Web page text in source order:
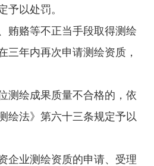
予以处罚。
赂等不正当手段取得测绘
三年内再次申请测绘资质，
绘成果质量不合格的，依
绘法》第六十三条规定予以
业测绘资质的申请、受理